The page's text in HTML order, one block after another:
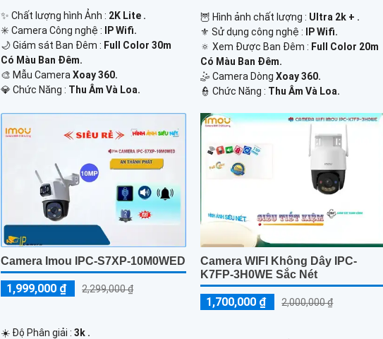
✨ Chất lượng hình Ảnh : 2K Lite .
✳️ Camera Công nghệ :
IP Wifi.
🌙 Giám sát Ban Đêm : Full Color 30m
Có Màu Ban Ðêm.
🎨 Mẫu CameraXoay 360.
️💎 Chức Năng : Thu Âm Và Loa.
🦉 Hình ảnh chất lượng : Ultra 2k + .
⚜️ Sử dụng công nghệ :
IP Wifi.
🔅 Xem Được Ban Đêm : Full Color 20m
Có Màu Ban Ðêm.
🤹 Camera DòngXoay 360.
️👮 Chức Năng : Thu Âm Và Loa.
Camera Imou IPC-S7XP-10M0WED
1,999,000 ₫ 2,299,000 ₫
☀️ Độ Phân giải :3k .
Camera WIFI Không Dây IPC-
K7FP-3H0WE Sắc Nét
1,700,000 ₫ 2,000,000 ₫